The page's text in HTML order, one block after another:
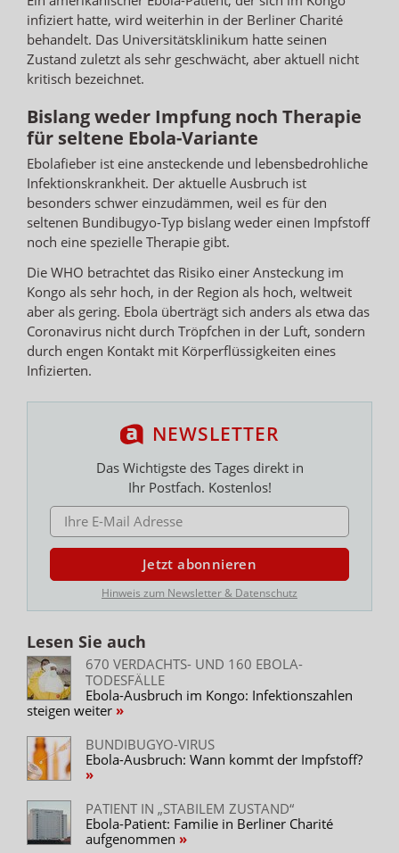
infiziert hatte, wird weiterhin in der Berliner Charité
behandelt. Das Universitätsklinikum hatte seinen
Zustand zuletzt als sehr geschwächt, aber aktuell nicht
kritisch bezeichnet.
Bislang weder Impfung noch Therapie
für seltene Ebola-Variante
Ebolafieber ist eine ansteckende und lebensbedrohliche
Infektionskrankheit. Der aktuelle Ausbruch ist
besonders schwer einzudämmen, weil es für den
seltenen Bundibugyo-Typ bislang weder einen Impfstoff
noch eine spezielle Therapie gibt.
Die WHO betrachtet das Risiko einer Ansteckung im
Kongo als sehr hoch, in der Region als hoch, weltweit
aber als gering. Ebola überträgt sich anders als etwa das
Coronavirus nicht durch Tröpfchen in der Luft, sondern
durch engen Kontakt mit Körperflüssigkeiten eines
Infizierten.
NEWSLETTER
Das Wichtigste des Tages direkt in
Ihr Postfach. Kostenlos!
E-MAIL ADRESSE
Jetzt abonnieren
Hinweis zum Newsletter & Datenschutz
Lesen Sie auch
670 VERDACHTS- UND 160 EBOLA-
TODESFÄLLE
Ebola-Ausbruch im Kongo: Infektionszahlen
steigen weiter
BUNDIBUGYO-VIRUS
Ebola-Ausbruch: Wann kommt der Impfstoff?
PATIENT IN „STABILEM ZUSTAND“
Ebola-Patient: Familie in Berliner Charité
aufgenommen